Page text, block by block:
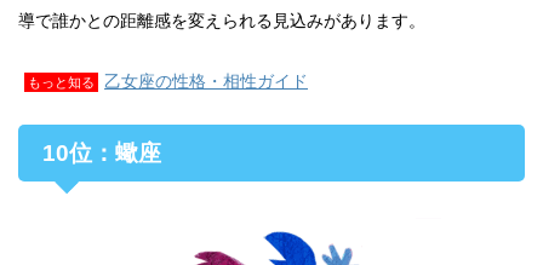
導で誰かとの距離感を変えられる見込みがあります。
もっと知る 乙女座の性格・相性ガイド
10位：蠍座